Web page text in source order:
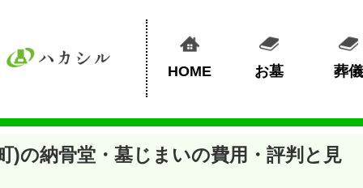
HOME お墓 葬儀
)の納骨堂・墓じまいの費用・評判と見